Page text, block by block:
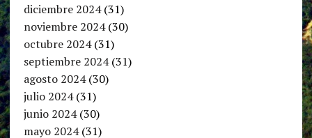
diciembre 2024(31)
noviembre 2024(30)
octubre 2024(31)
septiembre 2024(31)
agosto 2024(30)
julio 2024(31)
junio 2024(30)
mayo 2024(31)